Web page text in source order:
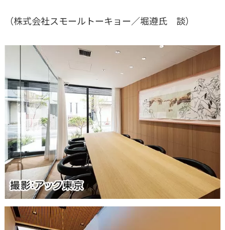
（株式会社スモールトーキョー／堀遵氏 談）